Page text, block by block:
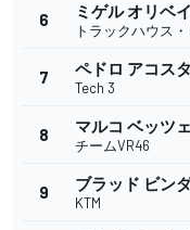
6 ミゲル オリベ
トラックハウス
7 ペドロ アコスタ
Tech 3
8 マルコ ベッツ
チームVR46
9 ブラッド ビン
KTM